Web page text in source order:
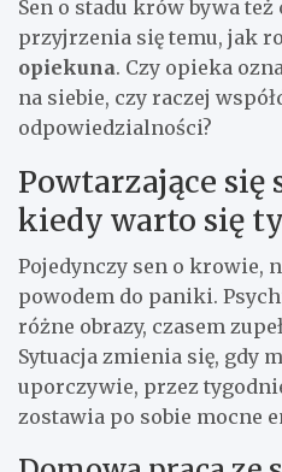
Sen o stadu krów bywa
przyjrzenia się temu, jak
opiekuna. Czy opieka
na siebie, czy raczej
odpowiedzialności?
Powtarzające się
kiedy warto się
Pojedynczy sen o krowie,
powodem do paniki.
różne obrazy, czasem
Sytuacja zmienia się, gdy
uporczywie, przez
zostawia po sobie mocne